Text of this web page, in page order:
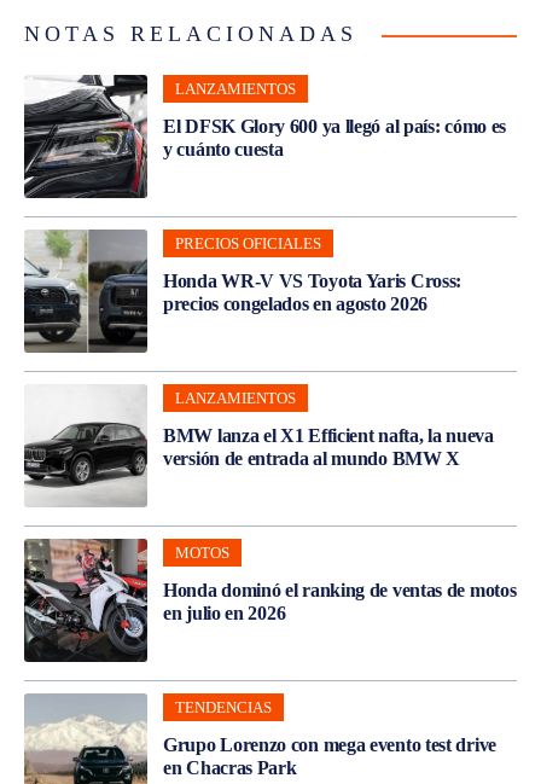
NOTAS RELACIONADAS
LANZAMIENTOS
El DFSK Glory 600 ya llegó al país: cómo es
y cuánto cuesta
PRECIOS OFICIALES
Honda WR-V VS Toyota Yaris Cross:
precios congelados en agosto 2026
LANZAMIENTOS
BMW lanza el X1 Efficient nafta, la nueva
versión de entrada al mundo BMW X
MOTOS
Honda dominó el ranking de ventas de motos
en julio en 2026
TENDENCIAS
Grupo Lorenzo con mega evento test drive
en Chacras Park